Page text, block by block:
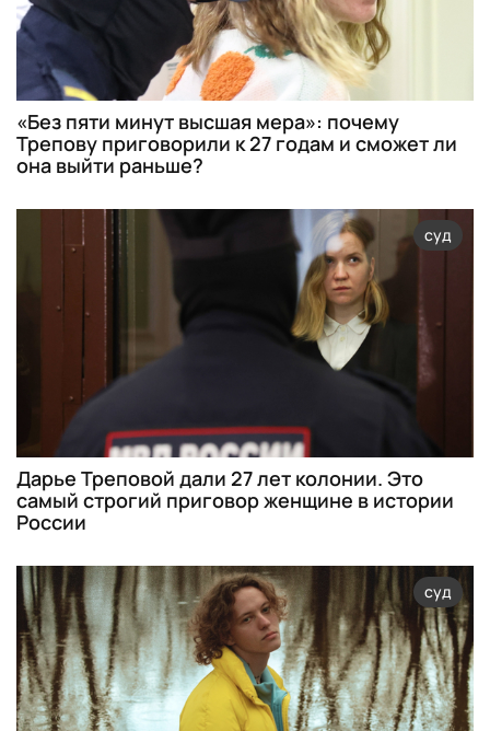
«Без пяти минут высшая мера»: почему
Трепову приговорили к 27 годам и сможет ли
она выйти раньше?
суд
Дарье Треповой дали 27 лет колонии. Это
самый строгий приговор женщине в истории
России
суд